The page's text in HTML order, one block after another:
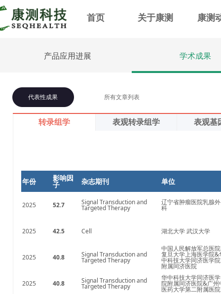
首页 关于康测 康测
代表性成果 所有文章列表
转录组学 表观转录组学 表观基
年份 影响因
子 杂志期刊 单位
2025 52.7 Signal Transduction and
Targeted Therapy
辽宁省肿瘤医院乳腺外
科
2025 42.5 Cell 湖北大学 武汉大学
2025 40.8 Signal Transduction and
Targeted Therapy
中国人民解放军总医
复旦大学上海医学院&
中科技大学同济医学院
附属同济医院
2025 40.8 Signal Transduction and
Targeted Therapy
华中科技大学同济医学
院附属同济医院&广州
医药大学第二附属医院
产品应用进展 学术成果